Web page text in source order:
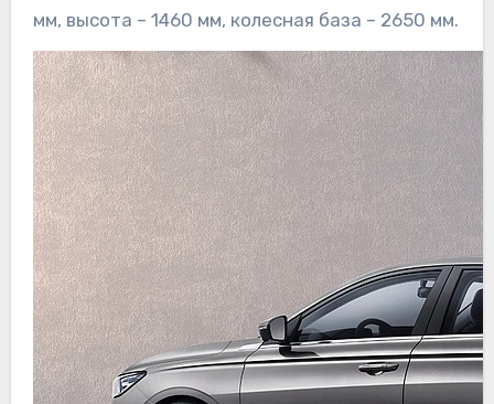
мм, высота – 1460 мм, колесная база – 2650 мм.